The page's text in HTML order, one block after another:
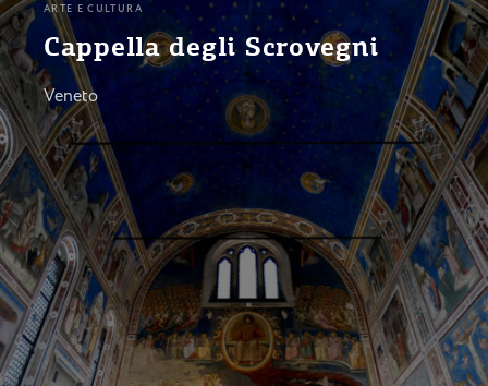
ARTE E CULTURA
Cappella degli Scrovegni
Veneto